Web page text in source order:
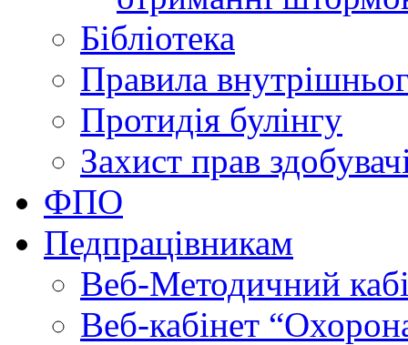
Бібліотека
Правила
Протидія булінгу
Захист прав
ФПО
Педпрацівникам
Веб-Методичний
Веб-кабінет